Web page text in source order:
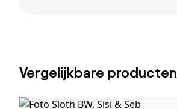
Vergelijkbare producten